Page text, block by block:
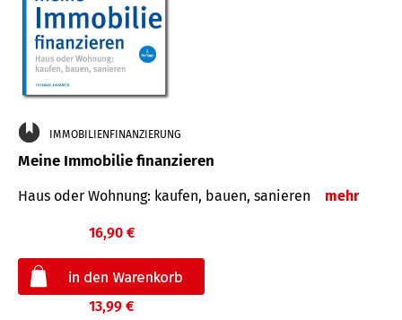
IMMOBILIENFINANZIERUNG
Meine Immobilie finanzieren
Haus oder Wohnung: kaufen, bauen, sanieren mehr
16,90 €
13,99 €